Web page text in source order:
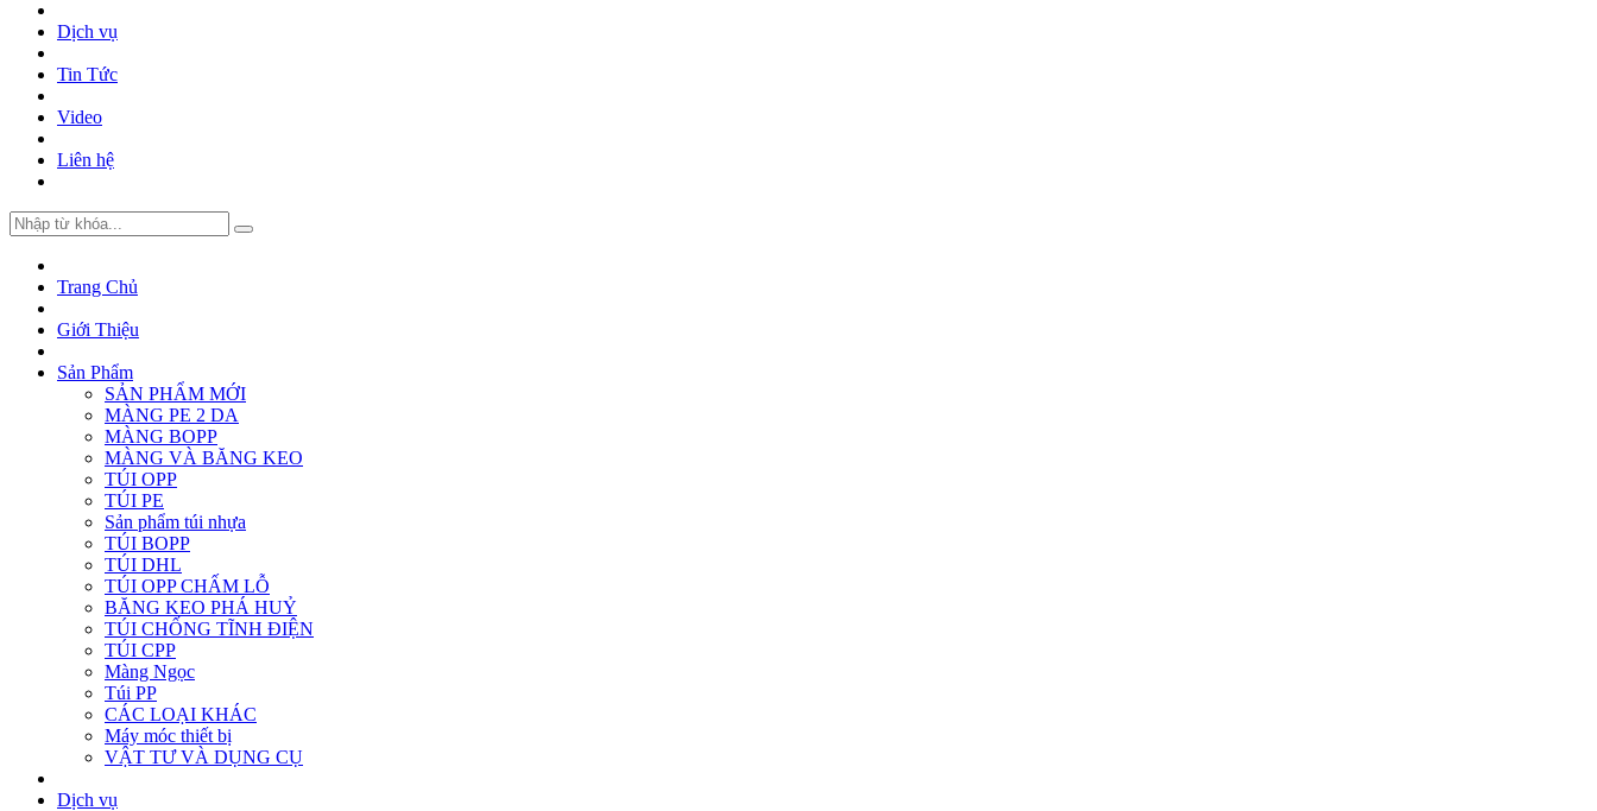
Dịch vụ
Tin Tức
Video
Liên hệ
Trang Chủ
Giới Thiệu
Sản Phẩm
SẢN PHẨM MỚI
MÀNG PE 2 DA
MÀNG BOPP
MÀNG VÀ BĂNG KEO
TÚI OPP
TÚI PE
Sản phẩm túi nhựa
TÚI BOPP
TÚI DHL
TÚI OPP CHẤM LỖ
BĂNG KEO PHÁ HUỶ
TÚI CHỐNG TĨNH ĐIỆN
TÚI CPP
Màng Ngọc
Túi PP
CÁC LOẠI KHÁC
Máy móc thiết bị
VẬT TƯ VÀ DỤNG CỤ
Dịch vụ